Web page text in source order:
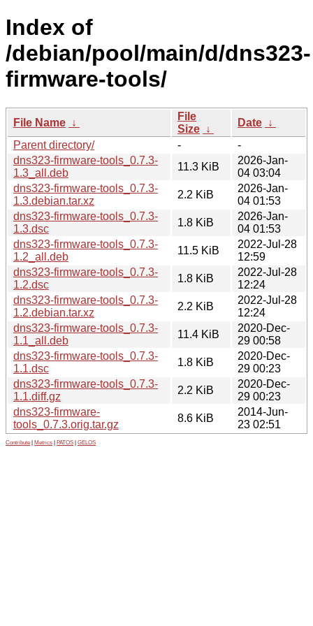
Index of
/debian/pool/main/d/dns323-
firmware-tools/
File Name ↓
File
Size ↓
Date ↓
Parent directory/
-
-
dns323-firmware-tools_0.7.3-
1.3_all.deb
11.3 KiB
2026-Jan-
04 03:04
dns323-firmware-tools_0.7.3-
1.3.debian.tar.xz
2.2 KiB
2026-Jan-
04 01:53
dns323-firmware-tools_0.7.3-
1.3.dsc
1.8 KiB
2026-Jan-
04 01:53
dns323-firmware-tools_0.7.3-
1.2_all.deb
11.5 KiB
2022-Jul-28
12:59
dns323-firmware-tools_0.7.3-
1.2.dsc
1.8 KiB
2022-Jul-28
12:24
dns323-firmware-tools_0.7.3-
1.2.debian.tar.xz
2.2 KiB
2022-Jul-28
12:24
dns323-firmware-tools_0.7.3-
1.1_all.deb
11.4 KiB
2020-Dec-
29 00:58
dns323-firmware-tools_0.7.3-
1.1.dsc
1.8 KiB
2020-Dec-
29 00:23
dns323-firmware-tools_0.7.3-
1.1.diff.gz
2.2 KiB
2020-Dec-
29 00:23
dns323-firmware-
tools_0.7.3.orig.tar.gz
8.6 KiB
2014-Jun-
23 02:51
Contribute Metrics PATOS GELOS